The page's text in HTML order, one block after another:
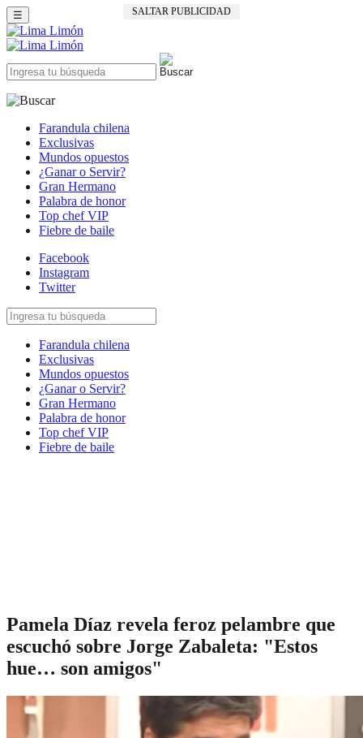
SALTAR PUBLICIDAD
☰
Farandula chilena
Exclusivas
Mundos opuestos
¿Ganar o Servir?
Gran Hermano
Palabra de honor
Top chef VIP
Fiebre de baile
Facebook
Instagram
Twitter
Farandula chilena
Exclusivas
Mundos opuestos
¿Ganar o Servir?
Gran Hermano
Palabra de honor
Top chef VIP
Fiebre de baile
Pamela Díaz revela feroz pelambre que
escuchó sobre Jorge Zabaleta: "Estos
hue… son amigos"